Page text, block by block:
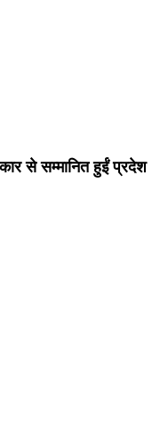
से सम्मानित हुईं प्रदेश